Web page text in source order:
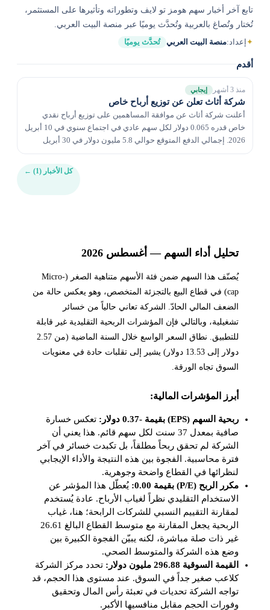
تابع آخر أخبار سهم هومز تو لايف وتطوراته وتأثيرها على المستثمر،
تُختار وتُصاغ بالعربية وتُحدَّث يوميًا عبر منصة البيت العربي.
✦إعداد:منصة البيت العربي تُحدَّث يوميًا
أقدم
منذ 3 أشهر إيجابي
شركة أثاث تعلن عن توزيع أرباح خاص
أعلنت شركة أثاث عن موافقة المساهمين على توزيع أرباح نقدي
خاص قدره 0.065 دولار لكل سهم عادي في اجتماع سنوي في 10 أبريل
2026. إجمالي الدفع المتوقع حوالي 5.8 مليون دولار في 30 أبريل
كل الأخبار (1) ←
تحليل أداء السهم — أغسطس 2026
يُصنّف هذا السهم ضمن فئة الأسهم متناهية الصغر (Micro-
cap) في قطاع البيع بالتجزئة المتخصص، وهو يعكس حالة من
الضعف المالي الحادّ. الشركة تعاني حالياً من خسائر
تشغيلية، وبالتالي فإن المؤشرات الربحية التقليدية غير قابلة
للتطبيق. نطاق السعر الواسع خلال السنة الماضية (من 2.57
دولار إلى 13.53 دولار) يشير إلى تقلبات حادة في معنويات
السوق تجاه الورقة.
أبرز المؤشرات المالية:
ربحية السهم (EPS) بقيمة -0.37 دولار:
تعكس خسارة
صافية بمعدل 37 سنت لكل سهم قائم. هذا يعني أن
الشركة لم تحقق ربحاً مطلقاً، بل تكبدت خسائر في آخر
فترة محاسبية. الفجوة بين هذه النتيجة والأداء الإيجابي
لنظرائها في القطاع واضحة وجوهرية.
مكرر الربح (P/E) بقيمة 0.00:
يُعطّل هذا المؤشر عن
الاستخدام التقليدي نظراً لغياب الأرباح. عادة يُستخدم
لمقارنة التقييم النسبي للشركات الرابحة؛ هنا، غياب
الربحية يجعل المقارنة مع متوسط القطاع البالغ 26.61
غير ذات صلة مباشرة، لكنه يبيّن الفجوة الكبيرة بين
وضع هذه الشركة والمتوسط الصحي.
القيمة السوقية 296.88 مليون دولار:
تحدد مركز الشركة
كلاعب صغير جداً في السوق. عند مستوى هذا الحجم، قد
تواجه الشركة تحديات في تعبئة رأس المال وتحقيق
وفورات الحجم مقابل منافسيها الأكبر.